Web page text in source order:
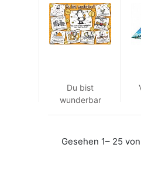
Du bist
wunderbar
Gesehen 1– 25